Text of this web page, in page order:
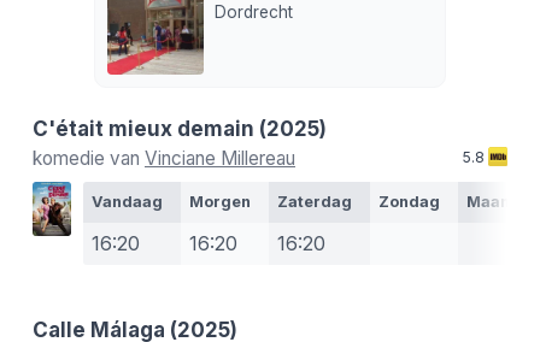
Dordrecht
C'était mieux demain (2025)
komedie van Vinciane Millereau 5.8
Vandaag Morgen Zaterdag Zondag Maandag
16:20 16:20 16:20
Calle Málaga (2025)